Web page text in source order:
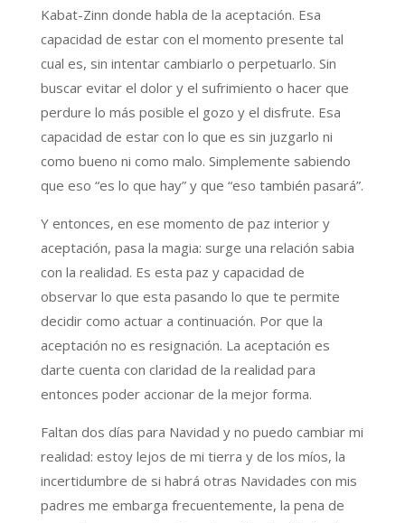
Kabat-Zinn donde habla de la aceptación. Esa
capacidad de estar con el momento presente tal
cual es, sin intentar cambiarlo o perpetuarlo. Sin
buscar evitar el dolor y el sufrimiento o hacer que
perdure lo más posible el gozo y el disfrute. Esa
capacidad de estar con lo que es sin juzgarlo ni
como bueno ni como malo. Simplemente sabiendo
que eso “es lo que hay” y que “eso también pasará”.
Y entonces, en ese momento de paz interior y
aceptación, pasa la magia: surge una relación sabia
con la realidad. Es esta paz y capacidad de
observar lo que esta pasando lo que te permite
decidir como actuar a continuación. Por que la
aceptación no es resignación. La aceptación es
darte cuenta con claridad de la realidad para
entonces poder accionar de la mejor forma.
Faltan dos días para Navidad y no puedo cambiar mi
realidad: estoy lejos de mi tierra y de los míos, la
incertidumbre de si habrá otras Navidades con mis
padres me embarga frecuentemente, la pena de